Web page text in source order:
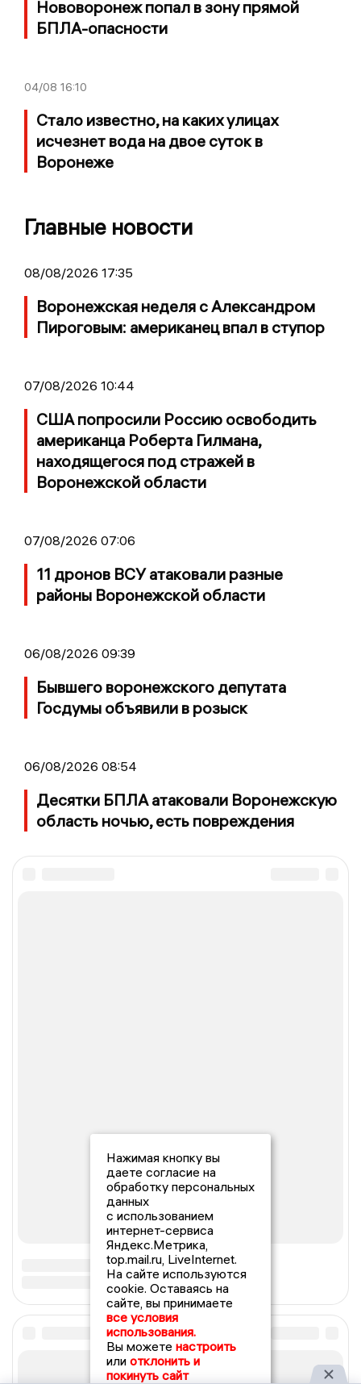
Нововоронеж попал в зону прямой
БПЛА-опасности
04/08 16:10
Стало известно, на каких улицах
исчезнет вода на двое суток в
Воронеже
Главные новости
08/08/2026 17:35
Воронежская неделя с Александром
Пироговым: американец впал в ступор
07/08/2026 10:44
США попросили Россию освободить
американца Роберта Гилмана,
находящегося под стражей в
Воронежской области
07/08/2026 07:06
11 дронов ВСУ атаковали разные
районы Воронежской области
06/08/2026 09:39
Бывшего воронежского депутата
Госдумы объявили в розыск
06/08/2026 08:54
Десятки БПЛА атаковали Воронежскую
область ночью, есть повреждения
Нажимая кнопку вы
даете согласие на
обработку персональных
данных
с использованием
интернет-сервиса
Яндекс.Метрика,
top.mail.ru, LiveInternet.
На сайте используются
cookie. Оставаясь на
сайте, вы принимаете
все условия
использования.
Вы можете настроить
или отклонить и
покинуть сайт